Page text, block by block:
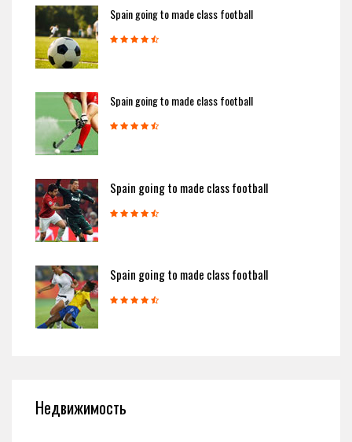
Spain going to made class football
Spain going to made class football
Spain going to made class football
Spain going to made class football
Недвижимость